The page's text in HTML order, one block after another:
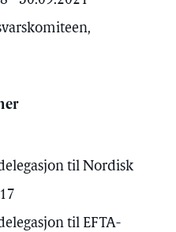
til Nordisk
til EFTA-